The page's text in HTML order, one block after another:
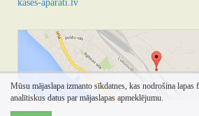
Mūsu mājaslapa izmanto sīkdatnes, kas nodrošina lapas
analītiskus datus par mājaslapas apmeklējumu.
kases-aparati.lv